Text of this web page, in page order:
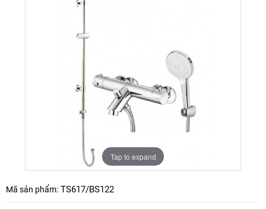
Tap to expand
Mã sản phẩm: TS617/BS122